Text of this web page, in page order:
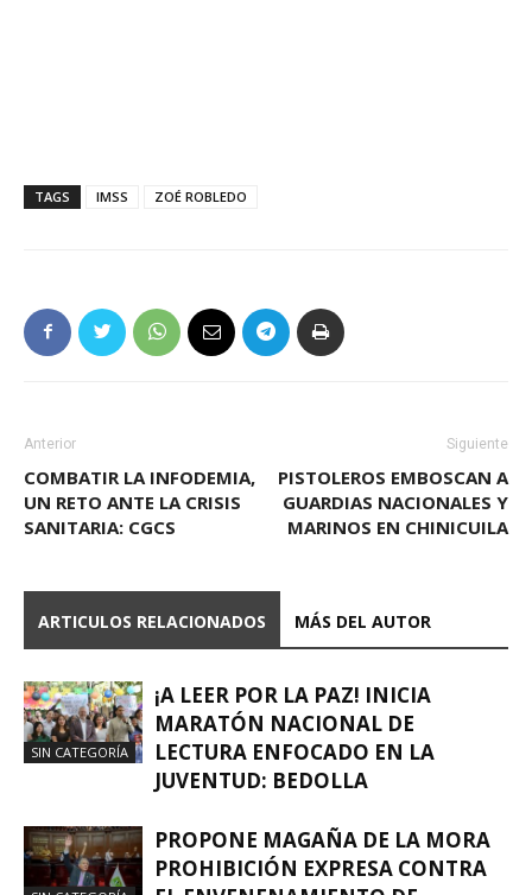
TAGS IMSS ZOÉ ROBLEDO
Anterior
COMBATIR LA INFODEMIA,
UN RETO ANTE LA CRISIS
SANITARIA: CGCS
Siguiente
PISTOLEROS EMBOSCAN A
GUARDIAS NACIONALES Y
MARINOS EN CHINICUILA
ARTICULOS RELACIONADOS MÁS DEL AUTOR
SIN CATEGORÍA
¡A LEER POR LA PAZ! INICIA
MARATÓN NACIONAL DE
LECTURA ENFOCADO EN LA
JUVENTUD: BEDOLLA
PROPONE MAGAÑA DE LA MORA
PROHIBICIÓN EXPRESA CONTRA